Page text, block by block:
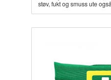
støv, fukt og smuss ute